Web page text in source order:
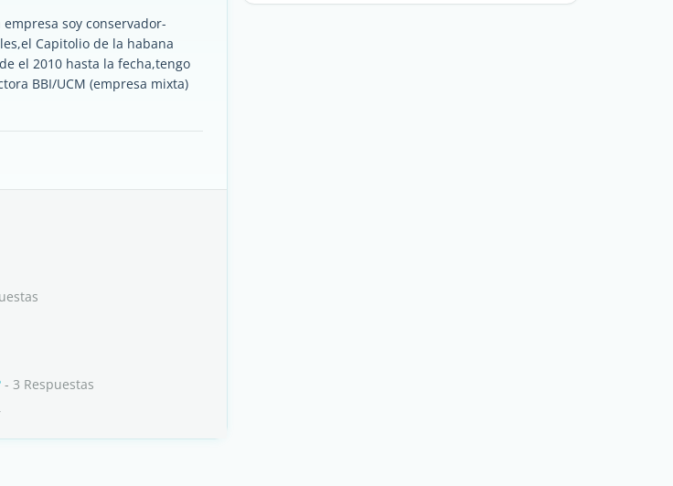
soy conservador-
Capitolio de la habana
el 2010 hasta la fecha,tengo
BBI/UCM (empresa mixta)
- 3 Respuestas